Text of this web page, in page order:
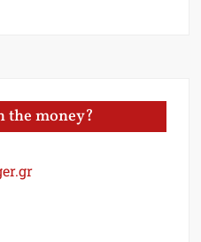
the money?